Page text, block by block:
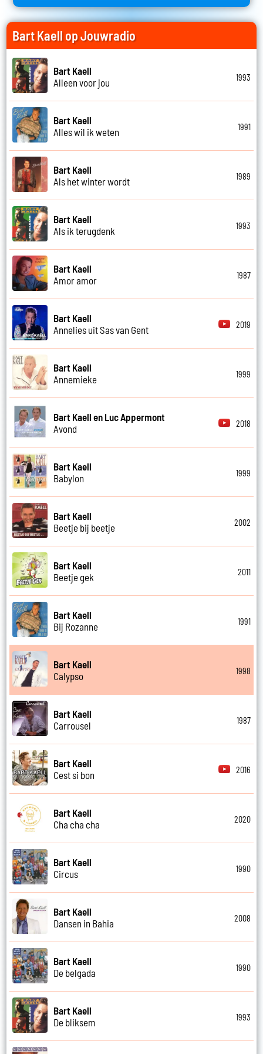
Bart Kaell op Jouwradio
Bart Kaell
Alleen voor jou
1993
Bart Kaell
Alles wil ik weten
1991
Bart Kaell
Als het winter wordt
1989
Bart Kaell
Als ik terugdenk
1993
Bart Kaell
Amor amor
1987
Bart Kaell
Annelies uit Sas van Gent
2019
Bart Kaell
Annemieke
1999
Bart Kaell en Luc Appermont
Avond
2018
Bart Kaell
Babylon
1999
Bart Kaell
Beetje bij beetje
2002
Bart Kaell
Beetje gek
2011
Bart Kaell
Bij Rozanne
1991
Bart Kaell
Calypso
1998
Bart Kaell
Carrousel
1987
Bart Kaell
Cest si bon
2016
Bart Kaell
Cha cha cha
2020
Bart Kaell
Circus
1990
Bart Kaell
Dansen in Bahia
2008
Bart Kaell
De belgada
1990
Bart Kaell
De bliksem
1993